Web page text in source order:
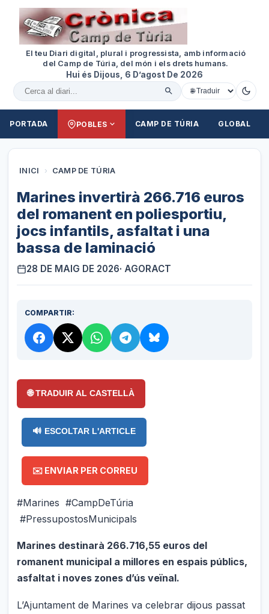
El teu Diari digital, plural i progressista, amb informació
del Camp de Túria, del món i els drets humans.
Hui és Dijous, 6 D’agost De 2026
Cercar al diari
PORTADA POBLES CAMP DE TÚRIA GLOBAL
INICI › CAMP DE TÚRIA
Marines invertirà 266.716 euros
del romanent en poliesportiu,
jocs infantils, asfaltat i una
bassa de laminació
28 DE MAIG DE 2026· AGORACT
COMPARTIR:
🌐 TRADUIR AL CASTELLÀ
🔊 ESCOLTAR L'ARTICLE
✉️ ENVIAR PER CORREU
#Marines #CampDeTúria
#PressupostosMunicipals
Marines destinarà 266.716,55 euros del
romanent municipal a millores en espais públics,
asfaltat i noves zones d’ús veïnal.
L’Ajuntament de Marines va celebrar dijous passat